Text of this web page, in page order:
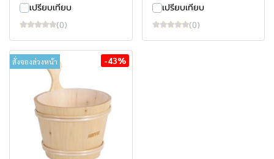
เปรียบเทียบ
(0)
เปรียบเทียบ
(0)
สั่งจองล่วงหน้า -43%